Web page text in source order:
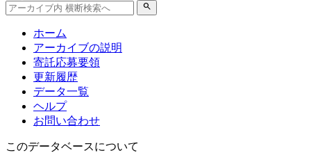
search
ホーム
アーカイブの説明
寄託応募要領
更新履歴
データ一覧
ヘルプ
お問い合わせ
このデータベースについて